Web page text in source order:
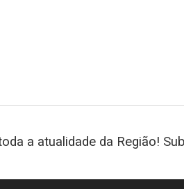
a atualidade da Região!